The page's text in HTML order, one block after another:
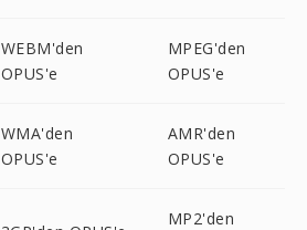
WEBM'den
OPUS'e
MPEG'den
OPUS'e
WMA'den
OPUS'e
AMR'den
OPUS'e
MP2'den